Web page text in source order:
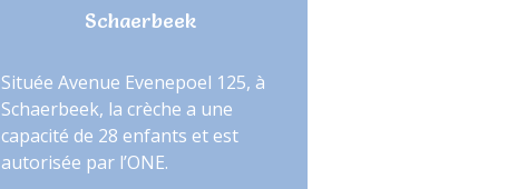
Schaerbeek
Située Avenue Evenepoel 125, à
Schaerbeek, la crèche a une
capacité de 28 enfants et est
autorisée par l’ONE.